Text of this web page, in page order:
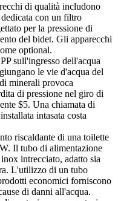
di qualità includono
con un filtro
per la pressione di
del bidet. Gli apparecchi
optional.
sull'ingresso dell'acqua
le vie d'acqua del
minerali provoca
di pressione nel giro di
$5. Una chiamata di
intasata costa
riscaldante di una toilette
Il tubo di alimentazione
intrecciato, adatto sia
L'utilizzo di un tubo
economici forniscono
di danni all'acqua.